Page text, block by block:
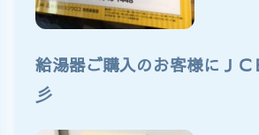
給湯器ご購入のお客様にＪ
彡